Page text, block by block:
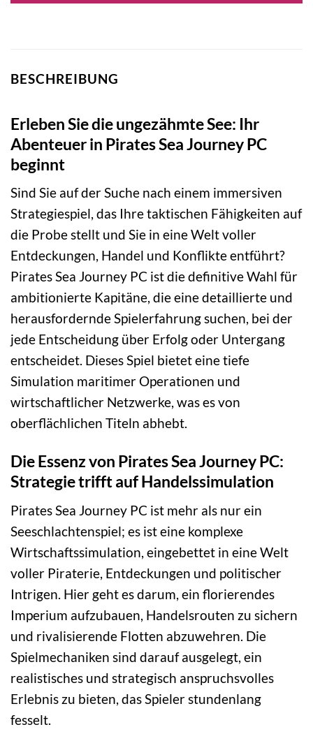
BESCHREIBUNG
Erleben Sie die ungezähmte See: Ihr
Abenteuer in Pirates Sea Journey PC
beginnt
Sind Sie auf der Suche nach einem immersiven
Strategiespiel, das Ihre taktischen Fähigkeiten auf
die Probe stellt und Sie in eine Welt voller
Entdeckungen, Handel und Konflikte entführt?
Pirates Sea Journey PC ist die definitive Wahl für
ambitionierte Kapitäne, die eine detaillierte und
herausfordernde Spielerfahrung suchen, bei der
jede Entscheidung über Erfolg oder Untergang
entscheidet. Dieses Spiel bietet eine tiefe
Simulation maritimer Operationen und
wirtschaftlicher Netzwerke, was es von
oberflächlichen Titeln abhebt.
Die Essenz von Pirates Sea Journey PC:
Strategie trifft auf Handelssimulation
Pirates Sea Journey PC ist mehr als nur ein
Seeschlachtenspiel; es ist eine komplexe
Wirtschaftssimulation, eingebettet in eine Welt
voller Piraterie, Entdeckungen und politischer
Intrigen. Hier geht es darum, ein florierendes
Imperium aufzubauen, Handelsrouten zu sichern
und rivalisierende Flotten abzuwehren. Die
Spielmechaniken sind darauf ausgelegt, ein
realistisches und strategisch anspruchsvolles
Erlebnis zu bieten, das Spieler stundenlang
fesselt.